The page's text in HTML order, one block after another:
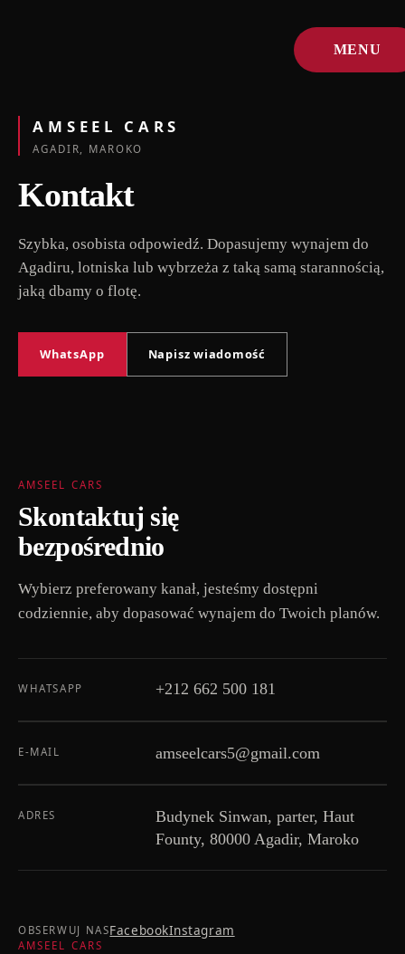
MENU
AMSEEL CARS
AGADIR, MAROKO
Kontakt
Szybka, osobista odpowiedź. Dopasujemy wynajem do
Agadiru, lotniska lub wybrzeża z taką samą starannością,
jaką dbamy o flotę.
WhatsApp Napisz wiadomość
AMSEEL CARS
Skontaktuj się
bezpośrednio
Wybierz preferowany kanał, jesteśmy dostępni
codziennie, aby dopasować wynajem do Twoich planów.
WHATSAPP +212 662 500 181
E-MAIL amseelcars5@gmail.com
ADRES
Budynek Sinwan, parter, Haut
Founty, 80000 Agadir, Maroko
OBSERWUJ NASFacebookInstagram
AMSEEL CARS